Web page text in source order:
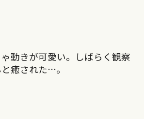
動きが可愛い。しばらく観察
癒された…。